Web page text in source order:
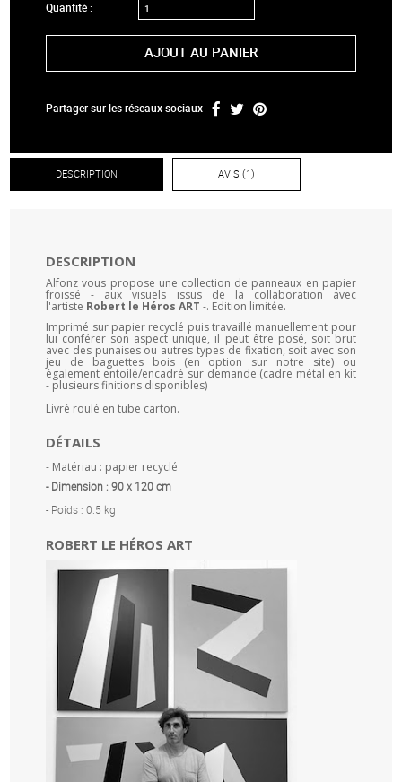
Quantité :
AJOUT AU PANIER
Partager sur les réseaux sociaux
DESCRIPTION AVIS (1)
DESCRIPTION
Alfonz vous propose une collection de panneaux en papier
froissé - aux visuels issus de la collaboration avec
l'artiste Robert le Héros ART-. Edition limitée.
Imprimé sur papier recyclé puis travaillé manuellement pour
lui conférer son aspect unique, il peut être posé, soit brut
avec des punaises ou autres types de fixation, soit avec son
jeu de baguettes bois (en option sur notre site) ou
également entoilé/encadré sur demande (cadre métal en kit
- plusieurs finitions disponibles)
Livré roulé en tube carton.
DÉTAILS
- Matériau : papier recyclé
- Dimension : 90 x 120 cm
- Poids : 0.5 kg
ROBERT LE HÉROS ART